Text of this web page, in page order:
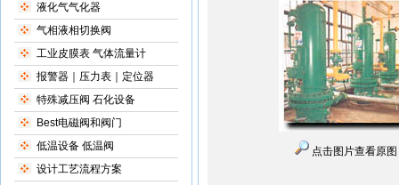
液化气气化器
气相液相切换阀
工业皮膜表 气体流量计
报警器｜压力表｜定位器
特殊减压阀 石化设备
Best电磁阀和阀门
低温设备 低温阀
设计工艺流程方案
点击图片查看原图